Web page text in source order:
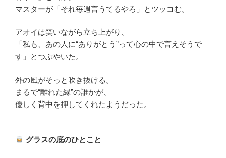
マスターが「それ毎週言うてるやろ」とツッコむ。
アオイは笑いながら立ち上がり、
「私も、あの人に“ありがとう”って心の中で言えそうで
す」とつぶやいた。
外の風がそっと吹き抜ける。
まるで“離れた縁”の誰かが、
優しく背中を押してくれたようだった。
グラスの底のひとこと